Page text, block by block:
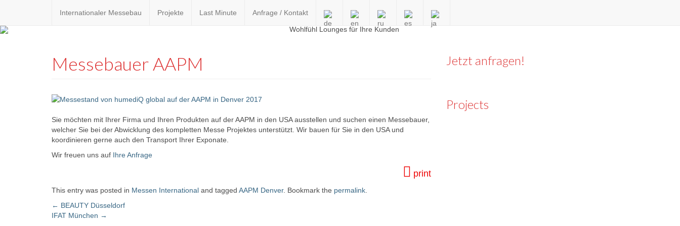
Internationaler Messebau Projekte Last Minute Anfrage / Kontakt
expo24seven
eventware
Messebauer AAPM
Sie möchten mit Ihrer Firma und Ihren Produkten auf der AAPM in den USA ausstellen und suchen einen Messebauer,
welcher Sie bei der Abwicklung des kompletten Messe Projektes unterstützt. Wir bauen für Sie in den USA und
koordinieren gerne auch den Transport Ihrer Exponate.
Wir freuen uns auf Ihre Anfrage
print
This entry was posted in Messen International and tagged AAPM Denver. Bookmark the permalink
← BEAUTY Düsseldorf
IFAT München →
Jetzt anfragen!
Projects